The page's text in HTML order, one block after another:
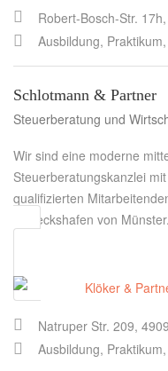
Robert-Bosch-Str.
Ausbildung,
Schlotmann & Partner
Steuerberatung und
Wir sind eine moderne
Steuerberatungskanzlei
qualifizierten
Dreieckshafen von Münster.
Natruper Str. 209,
Ausbildung,